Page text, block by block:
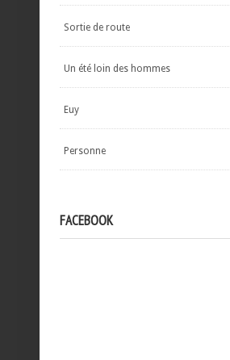
Sortie de route
Un été loin des hommes
Euy
Personne
FACEBOOK